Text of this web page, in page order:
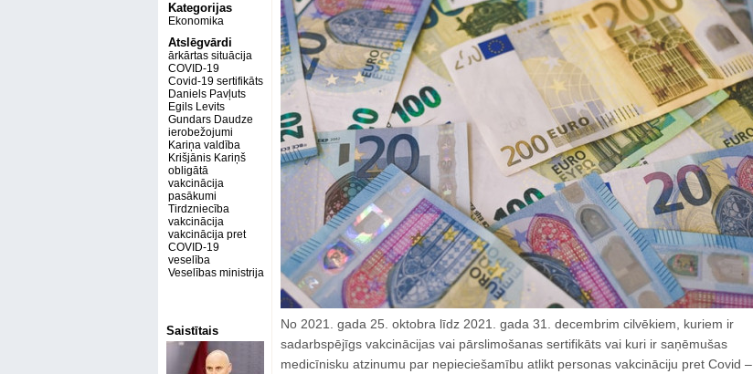
Kategorijas
Ekonomika
Atslēgvārdi
ārkārtas situācija
COVID-19
Covid-19 sertifikāts
Daniels Pavļuts
Egils Levits
Gundars Daudze
ierobežojumi
Kariņa valdība
Krišjānis Kariņš
obligātā
vakcinācija
pasākumi
Tirdzniecība
vakcinācija
vakcinācija pret
COVID-19
veselība
Veselības ministrija
Saistītais
No 2021. gada 25. oktobra līdz 2021. gada 31. decembrim cilvēkiem, kuriem ir
sadarbspējīgs vakcinācijas vai pārslimošanas sertifikāts vai kuri ir saņēmušas
medicīnisku atzinumu par nepieciešamību atlikt personas vakcināciju pret Covid –